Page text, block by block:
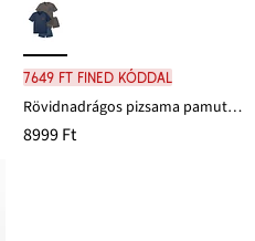
7649 Ft FINED kóddal
Rövidnadrágos pizsama pamuttal (4-részes szett)
8999 Ft